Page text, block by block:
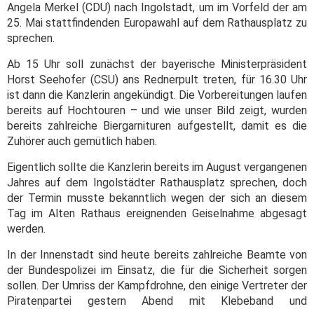
Angela Merkel (CDU) nach Ingolstadt, um im Vorfeld der am
25. Mai stattfindenden Europawahl auf dem Rathausplatz zu
sprechen.
Ab 15 Uhr soll zunächst der bayerische Ministerpräsident
Horst Seehofer (CSU) ans Rednerpult treten, für 16.30 Uhr
ist dann die Kanzlerin angekündigt. Die Vorbereitungen laufen
bereits auf Hochtouren – und wie unser Bild zeigt, wurden
bereits zahlreiche Biergarnituren aufgestellt, damit es die
Zuhörer auch gemütlich haben.
Eigentlich sollte die Kanzlerin bereits im August vergangenen
Jahres auf dem Ingolstädter Rathausplatz sprechen, doch
der Termin musste bekanntlich wegen der sich an diesem
Tag im Alten Rathaus ereignenden Geiselnahme abgesagt
werden.
In der Innenstadt sind heute bereits zahlreiche Beamte von
der Bundespolizei im Einsatz, die für die Sicherheit sorgen
sollen. Der Umriss der Kampfdrohne, den einige Vertreter der
Piratenpartei gestern Abend mit Klebeband und